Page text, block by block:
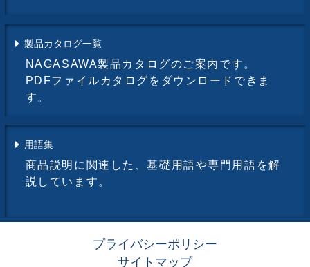
製品カタログ一覧
NAGASAWA製品カタログのご案内です。
PDFファイルカタログをダウンロードできま
す。
用語集
商品説明に関連した、基礎用語や専門用語を解
説しています。
プライバシーポリシー
サイトマップ